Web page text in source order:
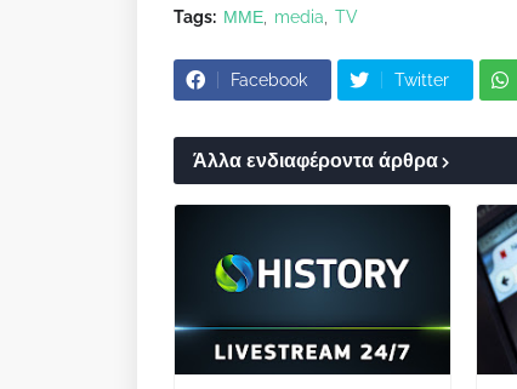
Tags: ΜΜΕ media TV
Facebook Twitter
Άλλα ενδιαφέροντα άρθρα